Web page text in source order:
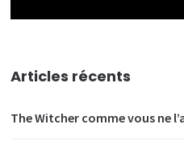
Articles récents
The Witcher comme vous ne